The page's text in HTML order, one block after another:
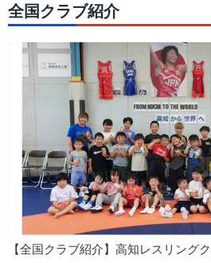
全国クラブ紹介
【全国クラブ紹介】高知レスリング